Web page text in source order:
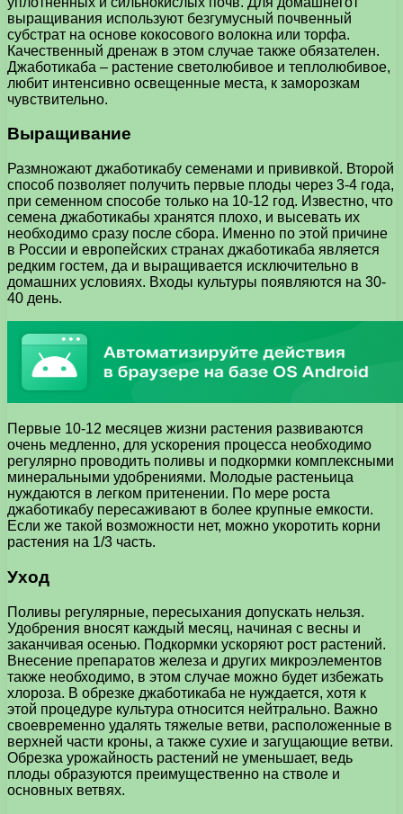
выращивания используют безгумусный почвенный
субстрат на основе кокосового волокна или торфа.
Качественный дренаж в этом случае также обязателен.
Джаботикаба – растение светолюбивое и теплолюбивое,
любит интенсивно освещенные места, к заморозкам
чувствительно.
Выращивание
Размножают джаботикабу семенами и прививкой. Второй
способ позволяет получить первые плоды через 3-4 года,
при семенном способе только на 10-12 год. Известно, что
семена джаботикабы хранятся плохо, и высевать их
необходимо сразу после сбора. Именно по этой причине
в России и европейских странах джаботикаба является
редким гостем, да и выращивается исключительно в
домашних условиях. Входы культуры появляются на 30-
40 день.
Первые 10-12 месяцев жизни растения развиваются
очень медленно, для ускорения процесса необходимо
регулярно проводить поливы и подкормки комплексными
минеральными удобрениями. Молодые растеньица
нуждаются в легком притенении. По мере роста
джаботикабу пересаживают в более крупные емкости.
Если же такой возможности нет, можно укоротить корни
растения на 1/3 часть.
Уход
Поливы регулярные, пересыхания допускать нельзя.
Удобрения вносят каждый месяц, начиная с весны и
заканчивая осенью. Подкормки ускоряют рост растений.
Внесение препаратов железа и других микроэлементов
также необходимо, в этом случае можно будет избежать
хлороза. В обрезке джаботикаба не нуждается, хотя к
этой процедуре культура относится нейтрально. Важно
своевременно удалять тяжелые ветви, расположенные в
верхней части кроны, а также сухие и загущающие ветви.
Обрезка урожайность растений не уменьшает, ведь
плоды образуются преимущественно на стволе и
основных ветвях.